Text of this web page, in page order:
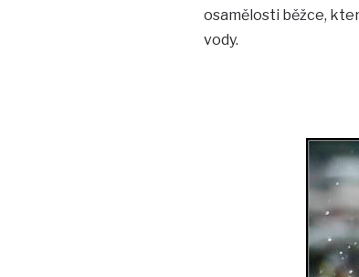
osamělosti běžce,
vody.